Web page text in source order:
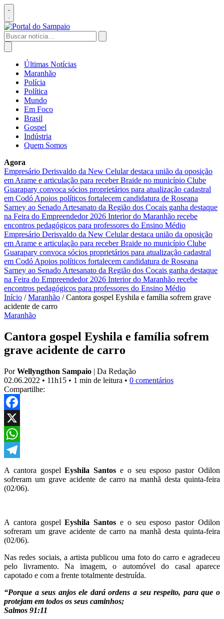
Pular
para
o
conteúdo
Abrir
menu
Buscar
por:
Abrir
buscaÚltimas Notícias
Maranhão
Polícia
Política
Mundo
Em Foco
Brasil
Gospel
Indústria
Quem Somos
Agora
Empresário Derisvaldo da New Celular destaca união da oposição
em Arame e articulação para receber Braide no município Clube
Guarapary convoca sócios proprietários para atualização cadastral
em Codó Apoios políticos fortalecem candidatura de Roseana
Sarney ao Senado Artesanato da Região dos Cocais ganha destaque
na Feira do Empreendedor 2026 Interior do Maranhão recebe
encontros pedagógicos para professores do Ensino Médio
Empresário Derisvaldo da New Celular destaca união da oposição
em Arame e articulação para receber Braide no município Clube
Guarapary convoca sócios proprietários para atualização cadastral
em Codó Apoios políticos fortalecem candidatura de Roseana
Sarney ao Senado Artesanato da Região dos Cocais ganha destaque
na Feira do Empreendedor 2026 Interior do Maranhão recebe
encontros pedagógicos para professores do Ensino Médio
Início / Maranhão / Cantora gospel Eyshila e família sofrem grave
acidente de carro
Maranhão
Cantora gospel Eyshila e família sofrem
grave acidente de carro
PorWellyngthon Sampaio | Da Redação
02.06.2022 • 11h15 • 1 min de leitura • 0 comentários
Compartilhe:
Facebook
X
WhatsApp
Telegram
A cantora gospelEyshila Santos e o seu esposo pastor Odilon
sofreram um grave acidente de carro na manhã desta quinta-feira
(02/06).
A cantora gospelEyshila Santos e o seu esposo pastor Odilon
sofreram um grave acidente de carro na manhã desta quinta-feira
(02/06).
Nas redes sociais, a artista publicou uma foto do carro e agradeceu
pelo livramento. Na imagem, o automóvel do casal aparece
capotado e com a frente totalmente destruída.
“Porque a seus anjos ele dará ordens a seu respeito, para que o
protejam em todos os seus caminhos;
Salmos 91:11